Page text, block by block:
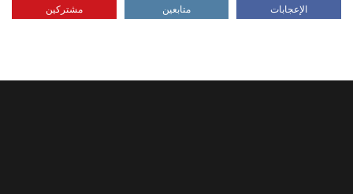
الإعجابات متابعين مشتركين